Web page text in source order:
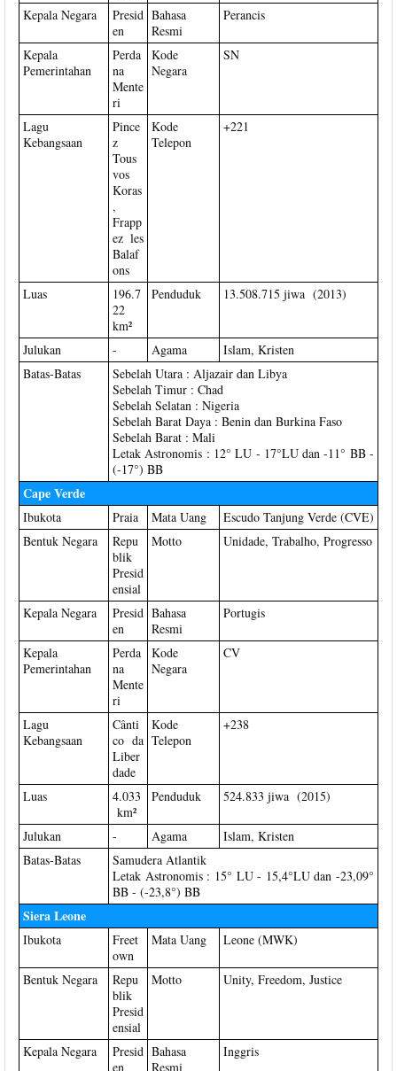
Kepala Negara
Presid
en
Bahasa
Resmi
Perancis
Kepala
Pemerintahan
Perda
na
Mente
ri
Kode
Negara
SN
Lagu
Kebangsaan
Pince
z
Tous
vos
Koras
,
Frapp
ez les
Balaf
ons
Kode
Telepon
+221
Luas
196.7
22
km²
Penduduk 13.508.715 jiwa (2013)
Julukan - Agama
Islam, Kristen
Batas-Batas
Sebelah Utara : Aljazair dan Libya
Sebelah Timur : Chad
Sebelah Selatan : Nigeria
Sebelah Barat Daya : Benin dan Burkina Faso
Sebelah Barat : Mali
Letak Astronomis : 12° LU - 17°LU dan -11° BB -
(-17°) BB
Cape Verde
Ibukota Praia Mata Uang
Escudo Tanjung Verde (CVE)
Bentuk Negara
Repu
blik
Presid
ensial
Motto Unidade, Trabalho, Progresso
Kepala Negara
Presid
en
Bahasa
Resmi
Portugis
Kepala
Pemerintahan
Perda
na
Mente
ri
Kode
Negara
CV
Lagu
Kebangsaan
Cânti
co da
Liber
dade
Kode
Telepon
+238
Luas
4.033
km²
Penduduk 524.833 jiwa (2015)
Julukan - Agama
Islam, Kristen
Batas-Batas
Samudera Atlantik
Letak Astronomis : 15° LU - 15,4°LU dan -23,09°
BB - (-23,8°) BB
Siera Leone
Ibukota
Freet
own
Mata Uang Leone (MWK)
Bentuk Negara
Repu
blik
Presid
ensial
Motto Unity, Freedom, Justice
Kepala Negara
Presid
en
Bahasa
Resmi
Inggris